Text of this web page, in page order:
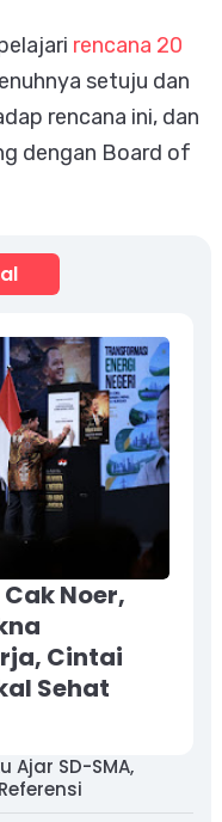
rencana 20
setuju dan
rencana ini, dan
dengan Board of
Noer,
Cintai
Sehat
Ajar SD-SMA,